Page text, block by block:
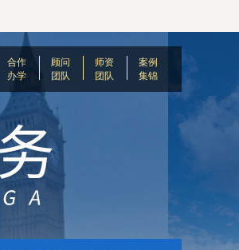
合作
办学
顾问
团队
师资
团队
案例
集锦